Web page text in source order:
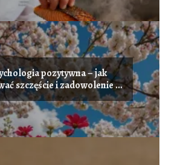
pozytywna – jak
szczęście i zadowolenie z
życia